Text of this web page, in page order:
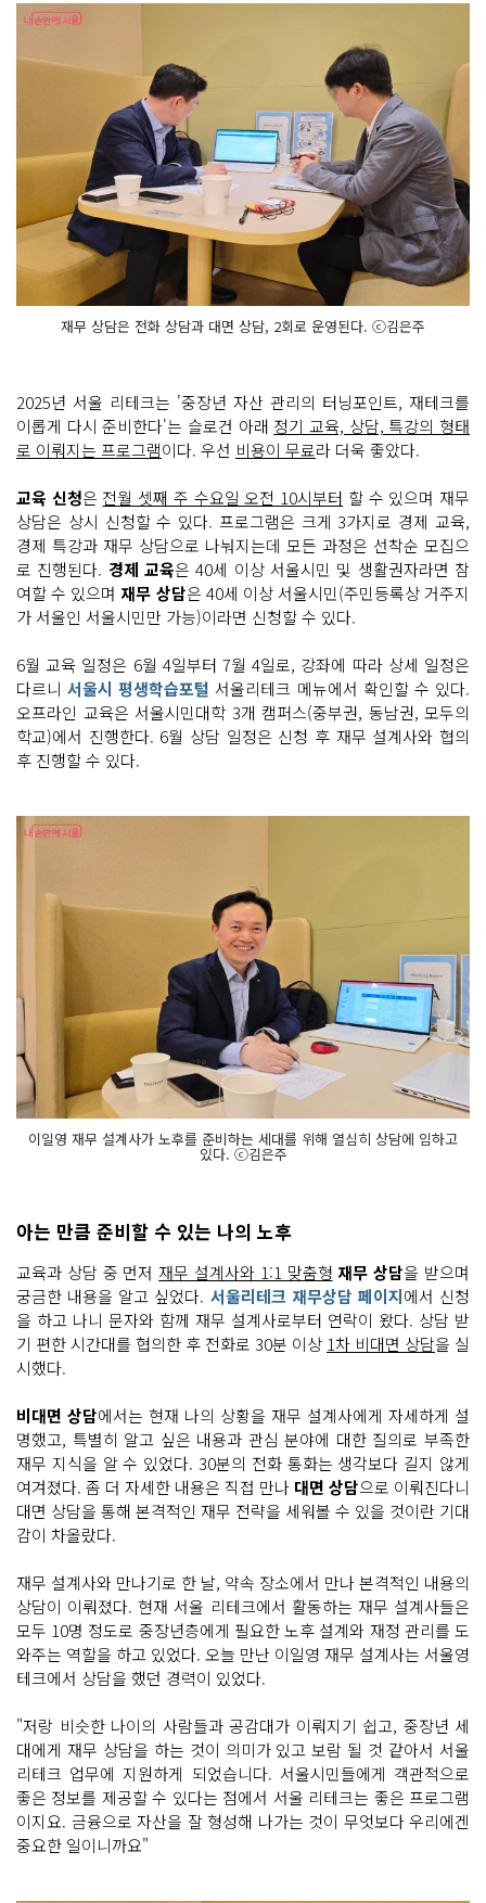
재무 상담은 전화 상담과 대면 상담, 2회로 운영된다. ⓒ김은주
2025년 서울 리테크는 '중장년 자산 관리의 터닝포인트, 재테크를
이롭게 다시 준비한다'는 슬로건 아래 정기 교육, 상담, 특강의 형태
로 이뤄지는 프로그램이다. 우선 비용이 무료라 더욱 좋았다.
교육 신청은 전월 셋째 주 수요일 오전 10시부터 할 수 있으며 재무
상담은 상시 신청할 수 있다. 프로그램은 크게 3가지로 경제 교육,
경제 특강과 재무 상담으로 나눠지는데 모든 과정은 선착순 모집으
로 진행된다. 경제 교육은 40세 이상 서울시민 및 생활권자라면 참
여할 수 있으며 재무 상담은 40세 이상 서울시민(주민등록상 거주지
가 서울인 서울시민만 가능)이라면 신청할 수 있다.
6월 교육 일정은 6월 4일부터 7월 4일로, 강좌에 따라 상세 일정은
다르니서울시 평생학습포털서울리테크 메뉴에서 확인할 수 있다.
오프라인 교육은 서울시민대학 3개 캠퍼스(중부권, 동남권, 모두의
학교)에서 진행한다. 6월 상담 일정은 신청 후 재무 설계사와 협의
후 진행할 수 있다.
이일영 재무 설계사가 노후를 준비하는 세대를 위해 열심히 상담에 임하고
있다. ⓒ김은주
아는 만큼 준비할 수 있는 나의 노후
교육과 상담 중 먼저 재무 설계사와 1:1 맞춤형 재무 상담을 받으며
궁금한 내용을 알고 싶었다. 서울리테크 재무상담 페이지에서 신청
을 하고 나니 문자와 함께 재무 설계사로부터 연락이 왔다. 상담 받
기 편한 시간대를 협의한 후 전화로 30분 이상 1차 비대면 상담을 실
시했다.
비대면 상담에서는 현재 나의 상황을 재무 설계사에게 자세하게 설
명했고, 특별히 알고 싶은 내용과 관심 분야에 대한 질의로 부족한
재무 지식을 알 수 있었다. 30분의 전화 통화는 생각보다 길지 않게
여겨졌다. 좀 더 자세한 내용은 직접 만나 대면 상담으로 이뤄진다니
대면 상담을 통해 본격적인 재무 전략을 세워볼 수 있을 것이란 기대
감이 차올랐다.
재무 설계사와 만나기로 한 날, 약속 장소에서 만나 본격적인 내용의
상담이 이뤄졌다. 현재 서울 리테크에서 활동하는 재무 설계사들은
모두 10명 정도로 중장년층에게 필요한 노후 설계와 재정 관리를 도
와주는 역할을 하고 있었다. 오늘 만난 이일영 재무 설계사는 서울영
테크에서 상담을 했던 경력이 있었다.
"저랑 비슷한 나이의 사람들과 공감대가 이뤄지기 쉽고, 중장년 세
대에게 재무 상담을 하는 것이 의미가 있고 보람 될 것 같아서 서울
리테크 업무에 지원하게 되었습니다. 서울시민들에게 객관적으로
좋은 정보를 제공할 수 있다는 점에서 서울 리테크는 좋은 프로그램
이지요. 금융으로 자산을 잘 형성해 나가는 것이 무엇보다 우리에겐
중요한 일이니까요"